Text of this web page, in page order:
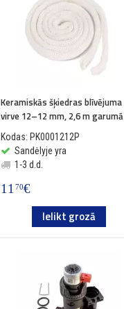
Keramiskās šķiedras blīvējuma
virve 12–12 mm, 2,6 m garumā
Kodas: PK0001212P
Sandėlyje yra
1-3 d.d.
1170€
Ielikt grozā